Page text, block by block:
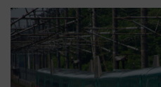
で新型特急が品川･羽田とを結
ぶ！ JR空港駅は2面3線化！